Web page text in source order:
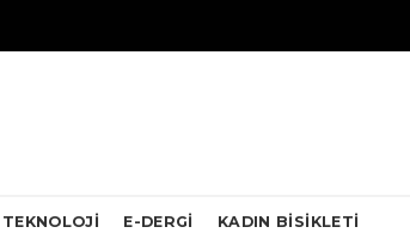
TEKNOLOJI E-DERGİ KADIN BISIKLETI